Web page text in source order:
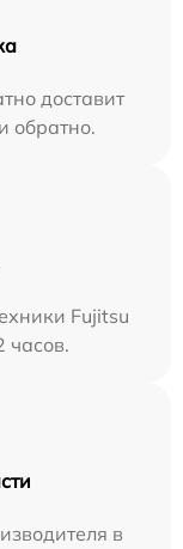
доставит
обратно.
Fujitsu
часов.
в